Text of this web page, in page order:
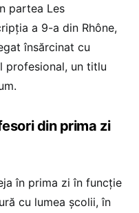
partea Les
a 9-a din Rhône,
însărcinat cu
profesional, un titlu
din prima zi
în prima zi în funcție
cu lumea școlii, în